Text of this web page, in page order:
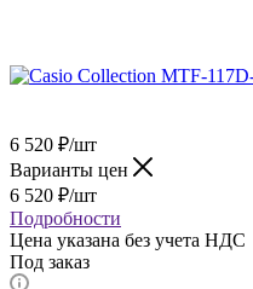
6 520 ₽/шт
Варианты цен
6 520 ₽/шт
Подробности
Цена указана без учета НДС
Под заказ